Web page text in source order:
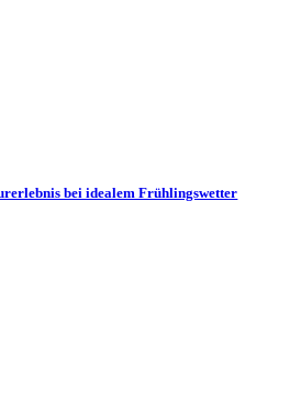
bei idealem Frühlingswetter